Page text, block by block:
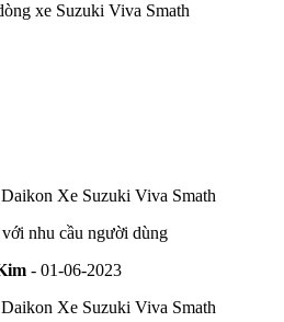
xe Suzuki Viva Smath
nhu cầu người dùng
- 01-06-2023